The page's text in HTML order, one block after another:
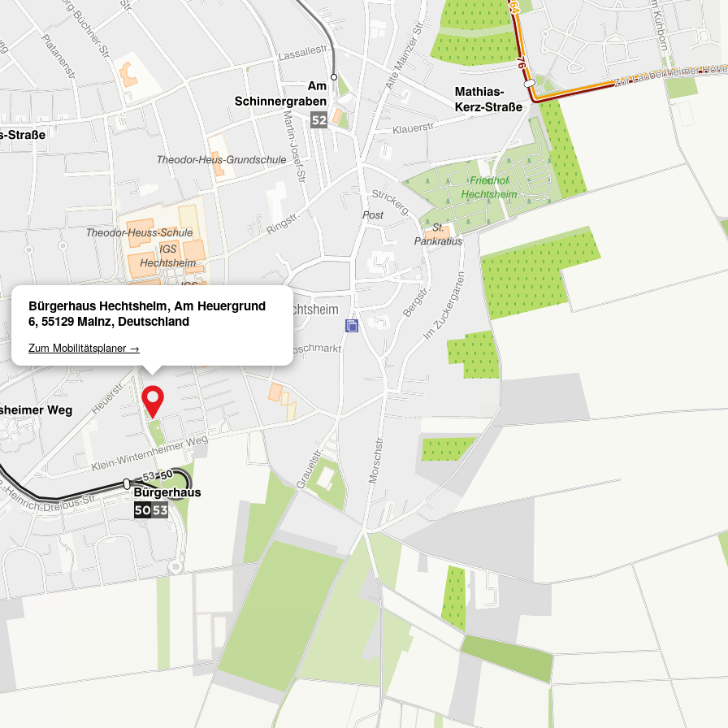
Bürgerhaus Hechtsheim, Am Heuergrund
6, 55129 Mainz, Deutschland
Zum Mobilitätsplaner →